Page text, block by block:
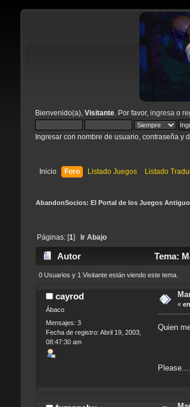
Bienvenido(a), Visitante. Por favor, ingresa o
Ingresar con nombre de usuario, contraseña y
Inicio Foro Listado Juegos Listado
AbandonSocios: El Portal de los Juegos
Páginas: [ 1 Ir Abajo
Autor Tema:
0 Usuarios y 1 Visitante están viendo este tema.
cayrod
Ábaco
Mensajes: 3
Fecha de registro: Abril 19, 2003,
08:47:30 am
«
Quien